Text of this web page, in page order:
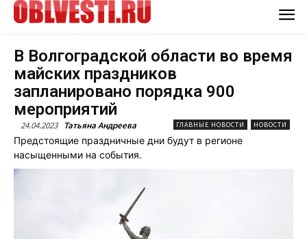
В Волгоградской области во время
майских праздников
запланировано порядка 900
мероприятий
24.04.2023 Татьяна Андреева ГЛАВНЫЕ НОВОСТИ НОВОСТИ
Предстоящие праздничные дни будут в регионе
насыщенными на события.